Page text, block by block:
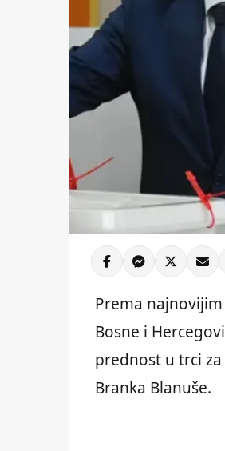
Prema
Bosne i
prednost u trci
Branka Blanuše.